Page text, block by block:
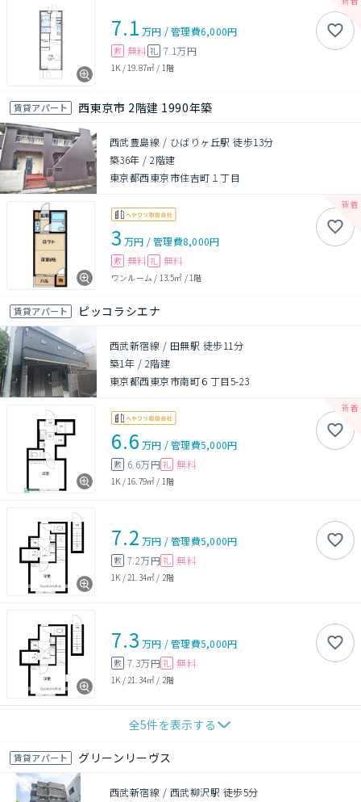
7.1 万円 /管理費6,000円
敷 無料 礼 7.1万円
1K / 19.87㎡ / 1階
賃貸アパート 西東京市 2階建 1990年築
西武豊島線 / ひばりヶ丘駅 徒歩13分
築36年 /2階建
東京都西東京市住吉町１丁目
3 万円 /管理費8,000円
敷 無料 礼 無料
ワンルーム / 13.5㎡ /1階
賃貸アパート ピッコラシエナ
西武新宿線 / 田無駅 徒歩11分
築1年 / 2階建
東京都西東京市南町６丁目5-23
6.6 万円 /管理費5,000円
敷 6.6万円 礼 無料
1K /16.79㎡ / 1階
7.2 万円 /管理費5,000円
敷 7.2万円 礼 無料
1K / 21.34㎡ / 2階
7.3 万円 /管理費5,000円
敷 7.3万円 礼 無料
1K / 21.34㎡ / 2階
全5件を表示する
賃貸アパート グリーンリーヴス
西武新宿線 / 西武柳沢駅 徒歩5分